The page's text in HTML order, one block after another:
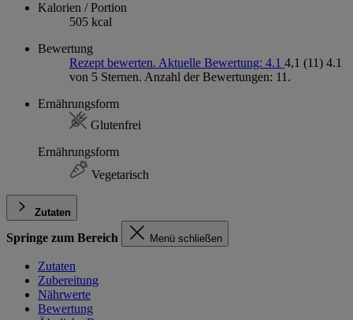
Kalorien / Portion
505 kcal
Bewertung
Rezept bewerten. Aktuelle Bewertung: 4.1 4,1 (11) 4.1
von 5 Sternen. Anzahl der Bewertungen: 11.
Ernährungsform
Glutenfrei
Ernährungsform
Vegetarisch
Zutaten
Springe zum Bereich Menü schließen
Zutaten
Zubereitung
Nährwerte
Bewertung